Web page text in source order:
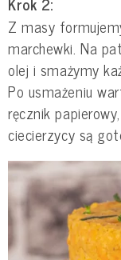
Z masy
marchewki. Na
olej i smażymy
Po usmażeniu
ręcznik
ciecierzycy są